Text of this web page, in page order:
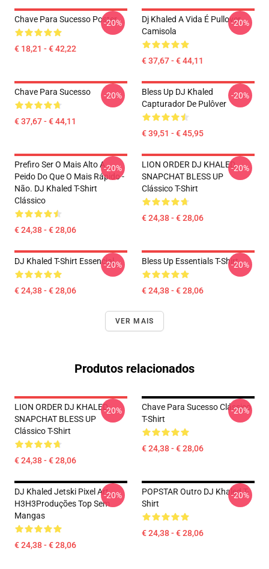
Chave Para Sucesso Poster
€ 18,21 - € 42,22
-20%
Dj Khaled A Vida É Pullover
Camisola
€ 37,67 - € 44,11
-20%
Chave Para Sucesso
€ 37,67 - € 44,11
-20%
Bless Up DJ Khaled
Capturador De Pulôver
€ 39,51 - € 45,95
-20%
Prefiro Ser O Mais Alto A
Peido Do Que O Mais Rápido -
Não. DJ Khaled T-Shirt
Clássico
€ 24,38 - € 28,06
-20%
LION ORDER DJ KHALED
SNAPCHAT BLESS UP
Clássico T-Shirt
€ 24,38 - € 28,06
-20%
DJ Khaled T-Shirt Essencial
€ 24,38 - € 28,06
-20% Bless Up Essentials T-Shirt
€ 24,38 - € 28,06
-20%
VER MAIS
Produtos relacionados
LION ORDER DJ KHALED
SNAPCHAT BLESS UP
Clássico T-Shirt
€ 24,38 - € 28,06
-20%
Chave Para Sucesso Clássico
T-Shirt
€ 24,38 - € 28,06
-20%
DJ Khaled Jetski Pixel Art
H3H3Produções Top Sem
Mangas
€ 24,38 - € 28,06
-20%
POPSTAR Outro DJ Khaled T-
Shirt
€ 24,38 - € 28,06
-20%